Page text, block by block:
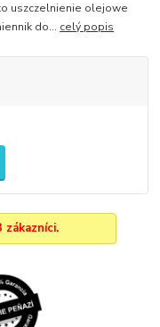
uszczelnienie olejowe
do... celý popis
zákazníci.